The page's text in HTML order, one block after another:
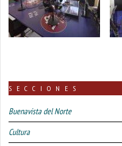
SECCIONES
Buenavista del Norte
Cultura